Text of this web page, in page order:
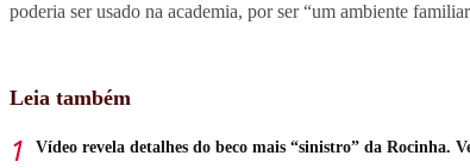
poderia ser usado na academia, por ser “um ambiente
Leia também
Vídeo revela detalhes do beco mais “sinistro” da Rocinha.